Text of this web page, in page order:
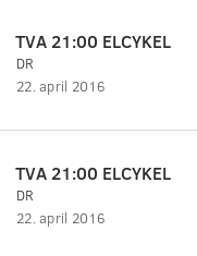
TVA 21:00 ELCYKEL
DR
22. april 2016
TVA 21:00 ELCYKEL
DR
22. april 2016